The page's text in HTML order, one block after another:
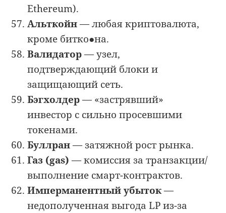
Ethereum).
Альткойн— любая криптовалюта,
кроме битко●на.
Валидатор— узел,
подтверждающий блоки и
защищающий сеть.
Бэгхолдер— «застрявший»
инвестор с сильно просевшими
токенами.
Буллран— затяжной рост рынка.
Газ (gas) — комиссия за транзакции/
выполнение смарт-контрактов.
Имперманентный убыток—
недополученная выгода LP из-за